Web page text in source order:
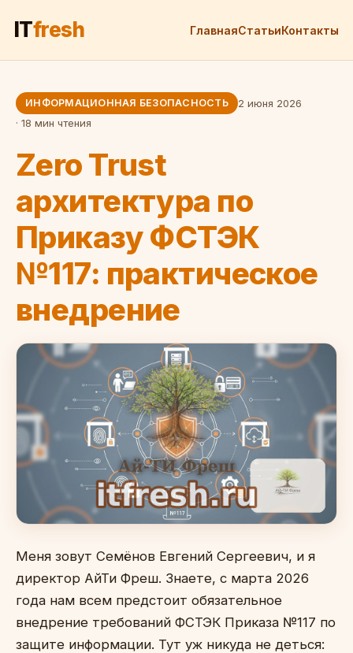
ITfresh ГлавнаяСтатьиКонтакты
ИНФОРМАЦИОННАЯ БЕЗОПАСНОСТЬ
2 июня 2026
· 18 мин чтения
Zero Trust
архитектура по
Приказу ФСТЭК
№117: практическое
внедрение
Меня зовут Семёнов Евгений Сергеевич, и я
директор АйТи Фреш. Знаете, с марта 2026
года нам всем предстоит обязательное
внедрение требований ФСТЭК Приказа №117 по
защите информации. Тут уж никуда не деться: